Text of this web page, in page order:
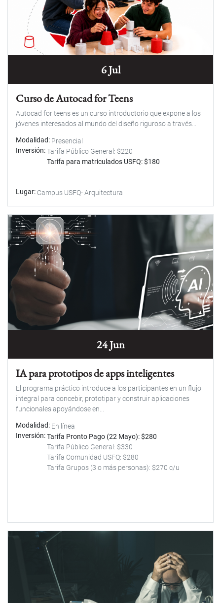
6 Jul
Curso de Autocad for Teens
Autocad for teens es un curso introductorio que expone a los
jóvenes interesados al mundo del diseño riguroso a través...
Modalidad Presencial
Inversión Tarifa Público General: $220
Tarifa para matriculados USFQ: $180
Lugar Campus USFQ- Arquitectura
24 Jun
IA para prototipos de apps inteligentes
El programa práctico introduce a los participantes en un flujo
integral para concebir, prototipar y construir aplicaciones
funcionales apoyándose en...
Modalidad En línea
Inversión Tarifa Pronto Pago (22 Mayo): $280
Tarifa Público General: $330
Tarifa Comunidad USFQ: $280
Tarifa Grupos (3 o más personas): $270 c/u